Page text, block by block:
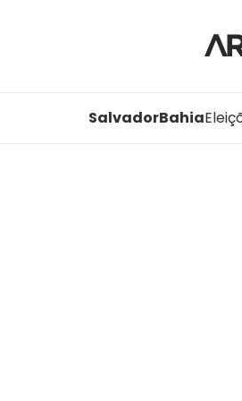
SalvadorBahia